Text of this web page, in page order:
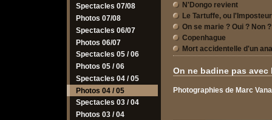
Spectacles 07/08
Photos 07/08
Spectacles 06/07
Photos 06/07
Spectacles 05 / 06
Photos 05 / 06
Spectacles 04 / 05
Photos 04 / 05
Spectacles 03 / 04
Photos 03 / 04
N'Dongo revient
Le Tartuffe, ou l'Imposteur
On se marie ? Oui ? Non ?
Copenhague
Mort accidentelle d'un
On ne badine pas avec
Photographies de Marc